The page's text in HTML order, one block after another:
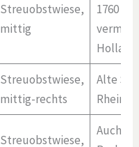
Streuobstwiese,
mittig
1760
Streuobstwiese,
mittig-rechts
Alte
Streuobstwiese,
Auch